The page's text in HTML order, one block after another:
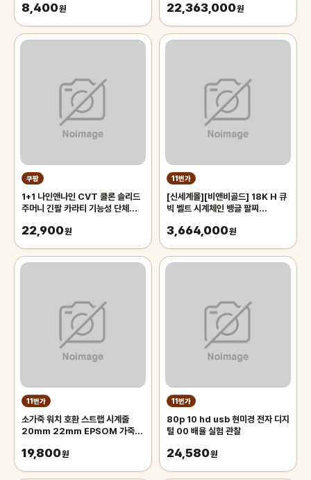
8,400원 22,363,000원
쿠팡
1+1 나인앤나인 CVT 쿨론 솔리드
주머니 긴팔 카라티 기능성 단체복
22,900원
11번가
[신세계몰][비앤비골드] 18K H 큐
빅 벨트 시계체인 뱅글 팔찌
3,664,000원
11번가
소가죽 워치 호환 스트랩 시계줄
20mm 22mm EPSOM 가죽벤
19,800원
11번가
80p 10 hd usb 현미경 전자 디지
털 00 배율 실험 관찰
24,580원